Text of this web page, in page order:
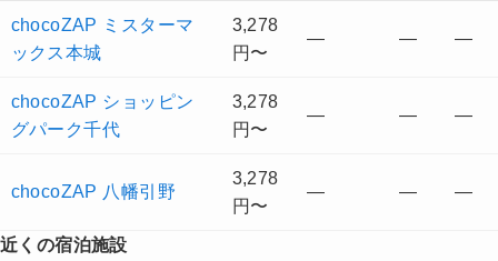
chocoZAP ミスターマ
ックス本城
3,278
円〜
— — —
chocoZAP ショッピン
グパーク千代
3,278
円〜
— — —
chocoZAP 八幡引野
3,278
円〜
— — —
近くの宿泊施設